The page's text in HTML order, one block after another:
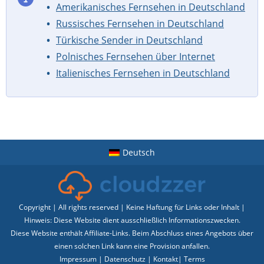
Amerikanisches Fernsehen in Deutschland
Russisches Fernsehen in Deutschland
Türkische Sender in Deutschland
Polnisches Fernsehen über Internet
Italienisches Fernsehen in Deutschland
Deutsch
Copyright | All rights reserved | Keine Haftung für Links oder Inhalt |
Hinweis: Diese Website dient ausschließlich Informationszwecken.
Diese Website enthält Affiliate-Links. Beim Abschluss eines Angebots über
einen solchen Link kann eine Provision anfallen.
Impressum| Datenschutz| Kontakt| Terms